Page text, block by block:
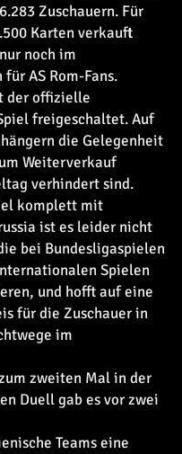
Zuschauern. Für
Karten verkauft
noch im
AS Rom-Fans.
deroffizielle
freigeschaltet. Auf
die Gelegenheit
Weiterverkauf
verhindert sind.
komplett mit
ist es leider nicht
bei Bundesligaspielen
Spielen
und hofft auf eine
für die Zuschauer in
im
zweiten Mal in der
Duell gab es vor zwei
Teams eine